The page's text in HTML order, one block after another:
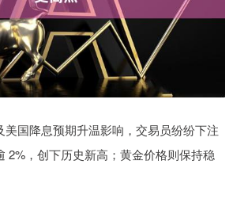
国降息预期升温影响，交易员纷纷下注
2%，创下历史新高；黄金价格则保持稳